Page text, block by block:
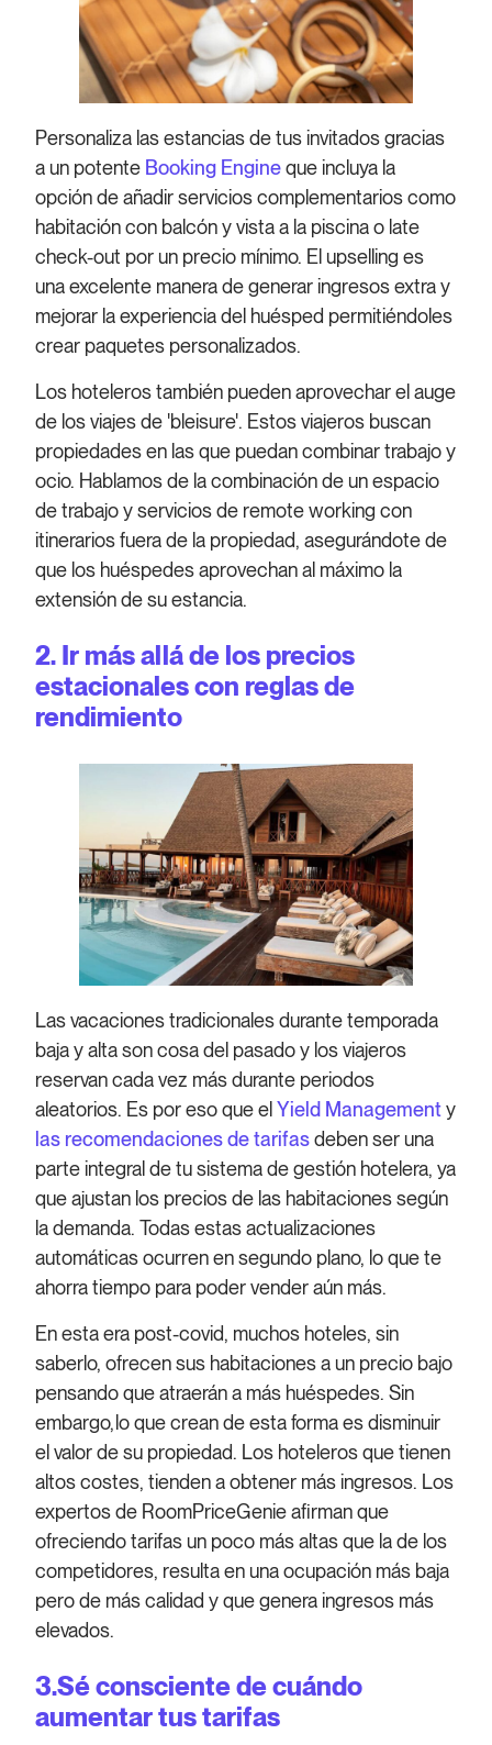
Personaliza las estancias de tus invitados gracias
a un potente Booking Engineque incluya la
opción de añadir servicios complementarios como
habitación con balcón y vista a la piscina o late
check-out por un precio mínimo. El upselling es
una excelente manera de generar ingresos extra y
mejorar la experiencia del huésped permitiéndoles
crear paquetes personalizados.
Los hoteleros también pueden aprovechar el auge
de los viajes de 'bleisure'. Estos viajeros buscan
propiedades en las que puedan combinar trabajo y
ocio. Hablamos de la combinación de un espacio
de trabajo y servicios de remote working con
itinerarios fuera de la propiedad, asegurándote de
que los huéspedes aprovechan al máximo la
extensión de su estancia.
2. Ir más allá de los precios
estacionales con reglas de
rendimiento
Las vacaciones tradicionales durante temporada
baja y alta son cosa del pasado y los viajeros
reservan cada vez más durante periodos
aleatorios. Es por eso que elYield Managementy
las recomendaciones de tarifasdeben ser una
parte integral de tu sistema de gestión hotelera, ya
que ajustan los precios de las habitaciones según
la demanda. Todas estas actualizaciones
automáticas ocurren en segundo plano, lo que te
ahorra tiempo para poder vender aún más.
En esta era post-covid, muchos hoteles, sin
saberlo, ofrecen sus habitaciones a un precio bajo
pensando que atraerán a más huéspedes. Sin
embargo,lo que crean de esta forma es disminuir
el valor de su propiedad. Los hoteleros que tienen
altos costes, tienden a obtener más ingresos. Los
expertos de RoomPriceGenie afirman que
ofreciendo tarifas un poco más altas que la de los
competidores, resulta en una ocupación más baja
pero de más calidad y que genera ingresos más
elevados.
3.Sé consciente de cuándo
aumentar tus tarifas